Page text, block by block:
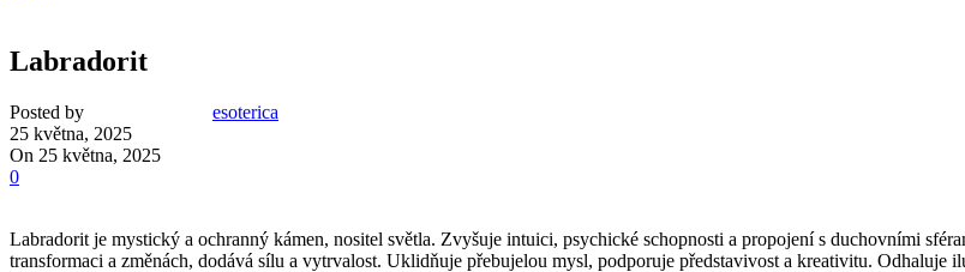
Labradorit
Posted by
esoterica
25 května, 2025
On 25 května, 2025
0
Labradorit je mystický a ochranný kámen, nositel světla. Zvyšuje intuici, psychické schopnosti a propojení s duchovními
transformaci a změnách, dodává sílu a vytrvalost. Uklidňuje přebujelou mysl, podporuje představivost a kreativitu. Odhaluje